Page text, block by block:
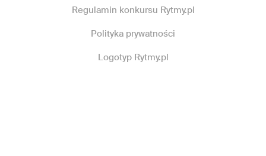
Regulamin konkursu Rytmy.pl
Polityka prywatności
Logotyp Rytmy.pl